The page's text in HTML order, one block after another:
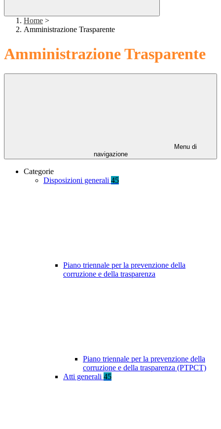
Home >
Amministrazione Trasparente
Amministrazione Trasparente
Menu di
navigazione
Categorie
Disposizioni generali 45
Piano triennale per la prevenzione della
corruzione e della trasparenza
Piano triennale per la prevenzione della
corruzione e della trasparenza (PTPCT)
Atti generali 45